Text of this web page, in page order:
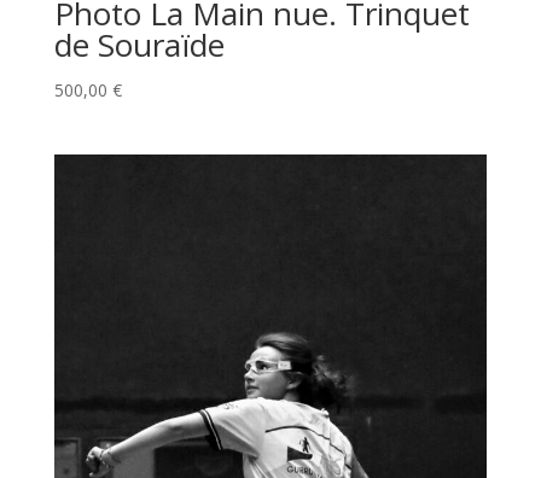
Photo La Main nue. Trinquet
de Souraïde
500,00 €